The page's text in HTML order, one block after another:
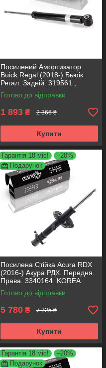
Посилений Амортизатор
Buick Regal (2018-) Бьюік
Регал. Задній. 319561 ,
3440073 , 19-280615. KOREA
Аксусс!
Готово до відправки
1 893 ₴ 2 366 ₴
Купити
Гарантія 18 міс!
–20%
Подарунок
Посилена Стійка Acura RDX
(2016-) Акура РДХ. Передня.
Права. 3340164. KOREA
Аксусс!
Готово до відправки
5 780 ₴ 7 225 ₴
Купити
Гарантія 18 міс!
–20%
Подарунок